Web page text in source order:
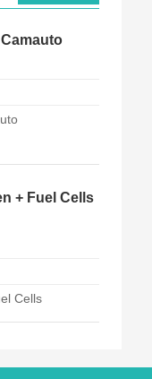
Camauto
+ Fuel Cells
Cells